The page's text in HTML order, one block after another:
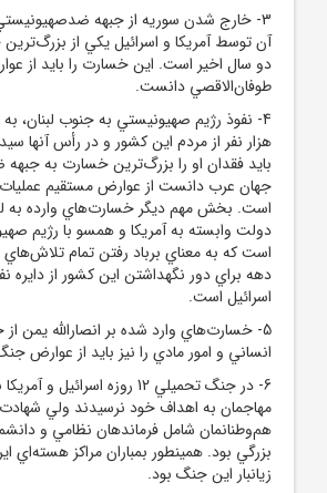
3- خارج شدن سوريه از جبهه
آن توسط آمريکا و اسرائيل يکي از
دو سال اخير است. اين خسارت را بايد از
طوفان‌الاقصي دانست.
هزار نفر از مردم اين کشور و در رأس آنها
بايد فقدان او را بزرگ‌ترين خسارت به
جهان عرب دانست از عوارض مستقيم
است. بخش مهم ديگر خسارت‌هاي وارده به
دولت وابسته به آمريکا و همسو با رژيم
است که به معناي برباد رفتن تمام
دهه براي دور نگهداشتن اين کشور از دايره
اسرائيل است.
5- خسارت‌هاي وارد شده بر انصارالله يمن
انساني و امور مادي را نيز بايد از عوارض
6- در جنگ تحميلي 12 روزه اسرائيل
هم‌وطنانمان شامل فرماندهان نظامي و
بزرگي بود. همينطور بمباران مراکز هسته‌اي
زيانبار اين جنگ بود.